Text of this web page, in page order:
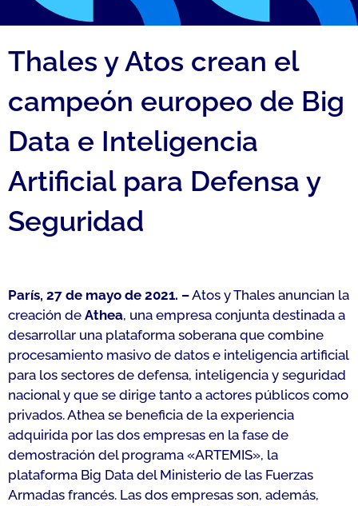
Thales y Atos crean el
campeón europeo de Big
Data e Inteligencia
Artificial para Defensa y
Seguridad
París, 27 de mayo de 2021. –Atos y Thales anuncian la
creación de Athea, una empresa conjunta destinada a
desarrollar una plataforma soberana que combine
procesamiento masivo de datos e inteligencia artificial
para los sectores de defensa, inteligencia y seguridad
nacional y que se dirige tanto a actores públicos como
privados. Athea se beneficia de la experiencia
adquirida por las dos empresas en la fase de
demostración del programa «ARTEMIS», la
plataforma Big Data del Ministerio de las Fuerzas
Armadas francés. Las dos empresas son, además,